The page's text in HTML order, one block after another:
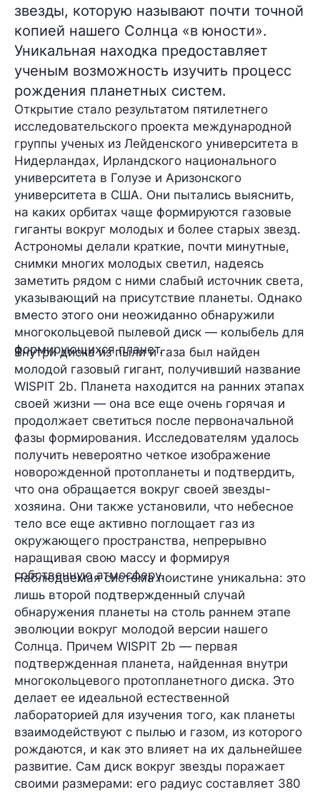
звезды, которую называют почти точной
копией нашего Солнца «в юности».
Уникальная находка предоставляет
ученым возможность изучить процесс
рождения планетных систем.
Открытие стало результатом пятилетнего
исследовательского проекта международной
группы ученых из Лейденского университета в
Нидерландах, Ирландского национального
университета в Голуэе и Аризонского
университета в США. Они пытались выяснить,
на каких орбитах чаще формируются газовые
гиганты вокруг молодых и более старых звезд.
Астрономы делали краткие, почти минутные,
снимки многих молодых светил, надеясь
заметить рядом с ними слабый источник света,
указывающий на присутствие планеты. Однако
вместо этого они неожиданно обнаружили
многокольцевой пылевой диск — колыбель для
формирующихся планет.
Внутри диска из пыли и газа был найден
молодой газовый гигант, получивший название
WISPIT 2b. Планета находится на ранних этапах
своей жизни — она все еще очень горячая и
продолжает светиться после первоначальной
фазы формирования. Исследователям удалось
получить невероятно четкое изображение
новорожденной протопланеты и подтвердить,
что она обращается вокруг своей звезды-
хозяина. Они также установили, что небесное
тело все еще активно поглощает газ из
окружающего пространства, непрерывно
наращивая свою массу и формируя
собственную атмосферу.
Наблюдаемая система поистине уникальна: это
лишь второй подтвержденный случай
обнаружения планеты на столь раннем этапе
эволюции вокруг молодой версии нашего
Солнца. Причем WISPIT 2b — первая
подтвержденная планета, найденная внутри
многокольцевого протопланетного диска. Это
делает ее идеальной естественной
лабораторией для изучения того, как планеты
взаимодействуют с пылью и газом, из которого
рождаются, и как это влияет на их дальнейшее
развитие. Сам диск вокруг звезды поражает
своими размерами: его радиус составляет 380